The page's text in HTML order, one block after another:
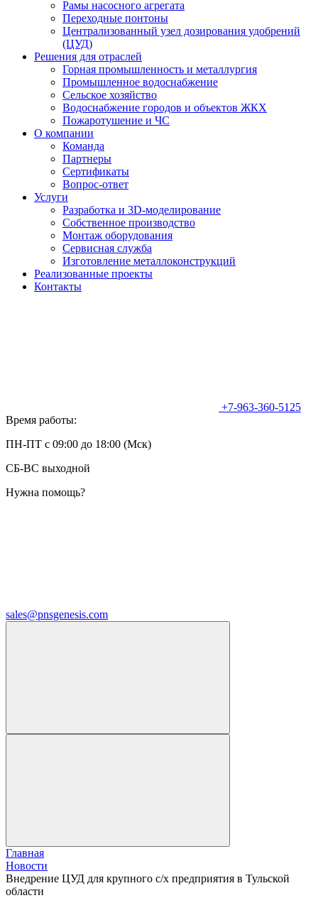
Рамы насосного агрегата
Переходные понтоны
Централизованный узел дозирования удобрений
(ЦУД)
Решения для отраслей
Горная промышленность и металлургия
Промышленное водоснабжение
Сельское хозяйство
Водоснабжение городов и объектов ЖКХ
Пожаротушение и ЧС
О компании
Команда
Партнеры
Сертификаты
Вопрос-ответ
Услуги
Разработка и 3D-моделирование
Собственное производство
Монтаж оборудования
Сервисная служба
Изготовление металлоконструкций
Реализованные проекты
Контакты
+7-963-360-5125
Время работы:
ПН-ПТ с 09:00 до 18:00 (Мск)
СБ-ВС выходной
Нужна помощь?
sales@pnsgenesis.com
Главная
Новости
Внедрение ЦУД для крупного с/х предприятия в Тульской
области